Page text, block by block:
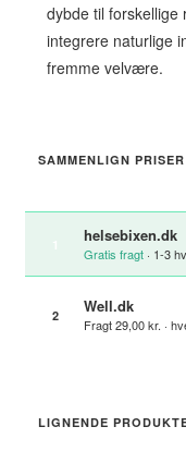
dybde til forskellige
integrere naturlige
fremme velvære.
SAMMENLIGN
helsebixen.dk
Gratis fragt · 1-3
2 Well.dk
Fragt 29,00 kr. ·
LIGNENDE